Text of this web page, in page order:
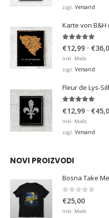
zzgl. Versand
Karte von
4.98von 5
€12,99– €
Inkl. MwSt.
zzgl. Versand
Fleur de Lys-
€12,99– €
Inkl. MwSt.
zzgl. Versand
NOVI PROIZVODI
Bosna Take
0 von 5
€25,00
Inkl. MwSt.